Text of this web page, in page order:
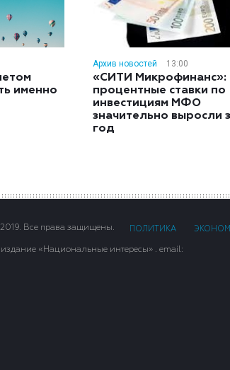
именно
Архив новостей 13:00
«СИТИ Микрофинанс»:
процентные ставки по
инвестициям МФО
значительно выросли
год
Все права защищены. ПОЛИТИКА
«Национальные интересы» . email: